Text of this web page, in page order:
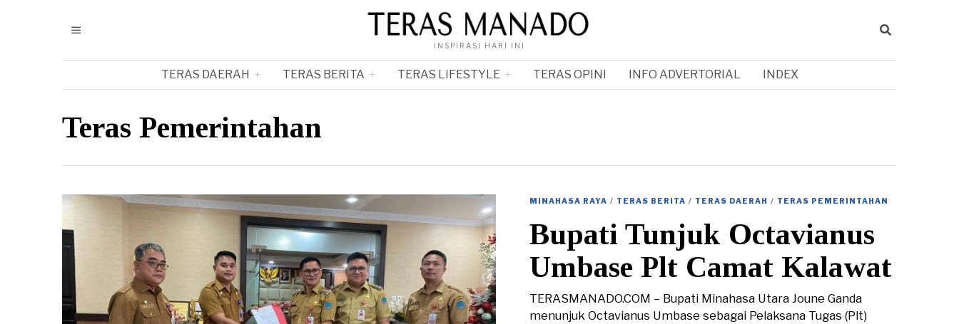
INSPIRASI HARI INI
TERAS DAERAH TERAS BERITA TERAS LIFESTYLE TERAS OPINI INFO ADVERTORIAL INDEX
Teras Pemerintahan
MINAHASA RAYA / TERAS BERITA / TERAS DAERAH / TERAS PEMERINTAHAN
Bupati Tunjuk Octavianus
Umbase Plt Camat Kalawat
TERASMANADO.COM – Bupati Minahasa Utara Joune Ganda
menunjuk Octavianus Umbase sebagai Pelaksana Tugas (Plt)